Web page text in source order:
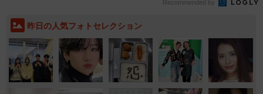
Recommended by
昨日の人気フォトセレクション